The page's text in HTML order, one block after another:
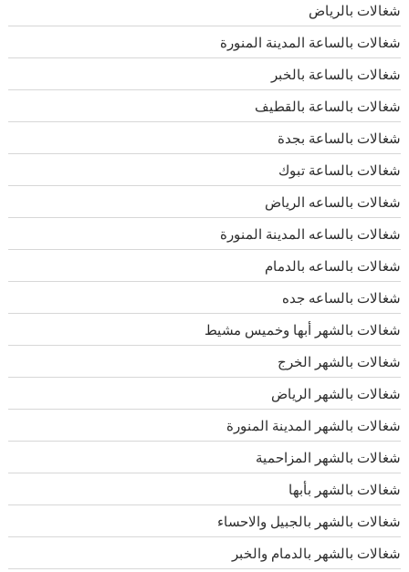
شغالات بالرياض
شغالات بالساعة المدينة المنورة
شغالات بالساعة بالخبر
شغالات بالساعة بالقطيف
شغالات بالساعة بجدة
شغالات بالساعة تبوك
شغالات بالساعه الرياض
شغالات بالساعه المدينة المنورة
شغالات بالساعه بالدمام
شغالات بالساعه جده
شغالات بالشهر أبها وخميس مشيط
شغالات بالشهر الخرج
شغالات بالشهر الرياض
شغالات بالشهر المدينة المنورة
شغالات بالشهر المزاحمية
شغالات بالشهر بأبها
شغالات بالشهر بالجبيل والاحساء
شغالات بالشهر بالدمام والخبر